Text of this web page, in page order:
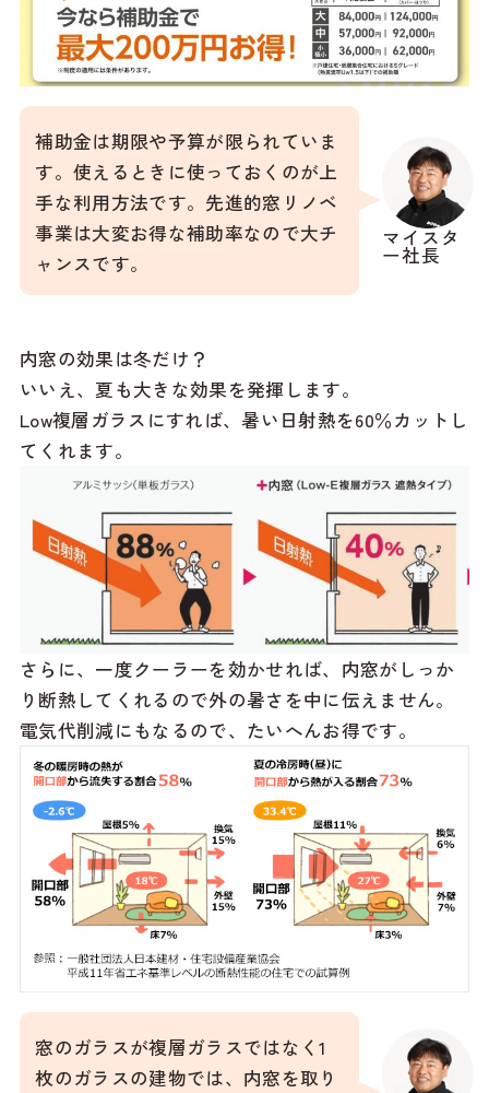
マイスタ
ー社長
補助金は期限や予算が限られていま
す。使えるときに使っておくのが上
手な利用方法です。先進的窓リノベ
事業は大変お得な補助率なので大チ
ャンスです。
内窓の効果は冬だけ？
いいえ、夏も大きな効果を発揮します。
Low複層ガラスにすれば、暑い日射熱を60％カットし
てくれます。
さらに、一度クーラーを効かせれば、内窓がしっか
り断熱してくれるので外の暑さを中に伝えません。
電気代削減にもなるので、たいへんお得です。
窓のガラスが複層ガラスではなく1
枚のガラスの建物では、内窓を取り